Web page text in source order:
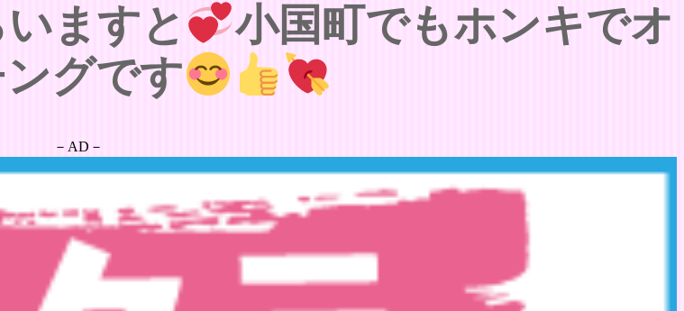
ますと
小国町でもホンキでオ
グです
－AD－